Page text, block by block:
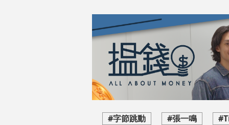
#字節跳動 #張一鳴